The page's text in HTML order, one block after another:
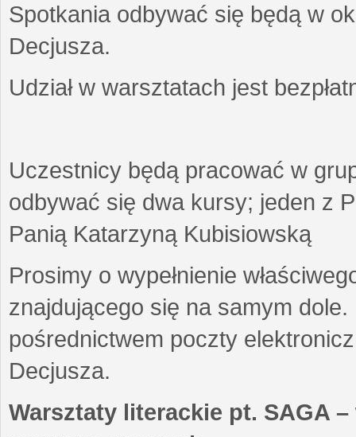
Spotkania odbywać się będą w
Decjusza.
Udział w warsztatach jest
Uczestnicy będą pracować w
odbywać się dwa kursy; jeden z
Panią Katarzyną Kubisiowską
Prosimy o wypełnienie
znajdującego się na samym
pośrednictwem poczty
Decjusza.
Warsztaty literackie pt. SAGA